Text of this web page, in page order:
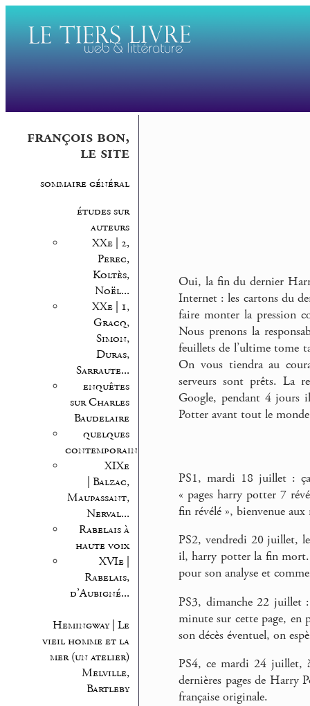
françois bon,
le site
sommaire général
études sur
auteurs
XXe | 2,
Perec,
Koltès,
Noël...
XXe | 1,
Gracq,
Simon,
Duras,
Sarraute...
enquêtes
sur Charles
Baudelaire
quelques
contemporains
XIXe
| Balzac,
Maupassant,
Nerval...
Rabelais à
haute voix
XVIe |
Rabelais,
d’Aubigné...
Hemingway | Le
vieil homme et la
mer (un atelier)
Melville,
Bartleby
Oui, la fin du dernier
Internet : les cartons du
faire monter la pression
Nous prenons la
feuillets de l’ultime tome
On vous tiendra au
serveurs sont prêts. La
Google, pendant 4 jours
Potter avant tout le
PS1, mardi 18 juillet : ça
« pages harry potter 7
fin révélé », bienvenue aux
PS2, vendredi 20 juillet,
il, harry potter la fin
pour son analyse et
PS3, dimanche 22 juillet :
minute sur cette page, en
son décès éventuel, on
PS4, ce mardi 24 juillet,
dernières pages de Harry
française originale.